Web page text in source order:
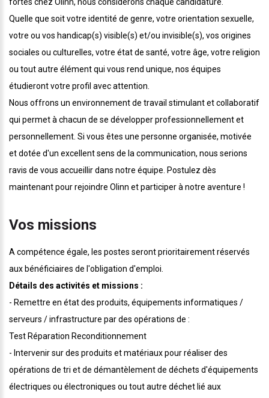
Quelle que soit votre identité de genre, votre orientation sexuelle,
votre ou vos handicap(s) visible(s) et/ou invisible(s), vos origines
sociales ou culturelles, votre état de santé, votre âge, votre religion
ou tout autre élément qui vous rend unique, nos équipes
étudieront votre profil avec attention.
Nous offrons un environnement de travail stimulant et collaboratif
qui permet à chacun de se développer professionnellement et
personnellement. Si vous êtes une personne organisée, motivée
et dotée d'un excellent sens de la communication, nous serions
ravis de vous accueillir dans notre équipe. Postulez dès
maintenant pour rejoindre Olinn et participer à notre aventure !
Vos missions
A compétence égale, les postes seront prioritairement réservés
aux bénéficiaires de l'obligation d'emploi.
Détails des activités et missions :
- Remettre en état des produits, équipements informatiques /
serveurs / infrastructure par des opérations de :
Test Réparation Reconditionnement
- Intervenir sur des produits et matériaux pour réaliser des
opérations de tri et de démantèlement de déchets d'équipements
électriques ou électroniques ou tout autre déchet lié aux